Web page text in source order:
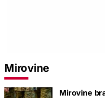
Mirovine
Mirovine